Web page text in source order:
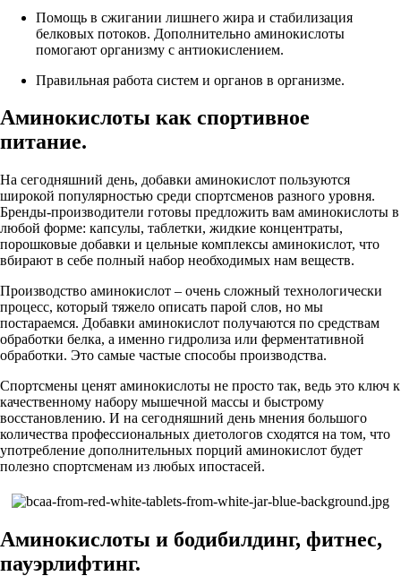
Помощь в сжигании лишнего жира и стабилизация
белковых потоков. Дополнительно аминокислоты
помогают организму с антиокислением.
Правильная работа систем и органов в организме.
Аминокислоты как спортивное
питание.
На сегодняшний день, добавки аминокислот пользуются
широкой популярностью среди спортсменов разного уровня.
Бренды-производители готовы предложить вам аминокислоты в
любой форме: капсулы, таблетки, жидкие концентраты,
порошковые добавки и цельные комплексы аминокислот, что
вбирают в себе полный набор необходимых нам веществ.
Производство аминокислот – очень сложный технологически
процесс, который тяжело описать парой слов, но мы
постараемся. Добавки аминокислот получаются по средствам
обработки белка, а именно гидролиза или ферментативной
обработки. Это самые частые способы производства.
Спортсмены ценят аминокислоты не просто так, ведь это ключ к
качественному набору мышечной массы и быстрому
восстановлению. И на сегодняшний день мнения большого
количества профессиональных диетологов сходятся на том, что
употребление дополнительных порций аминокислот будет
полезно спортсменам из любых ипостасей.
Аминокислоты и бодибилдинг, фитнес,
пауэрлифтинг.